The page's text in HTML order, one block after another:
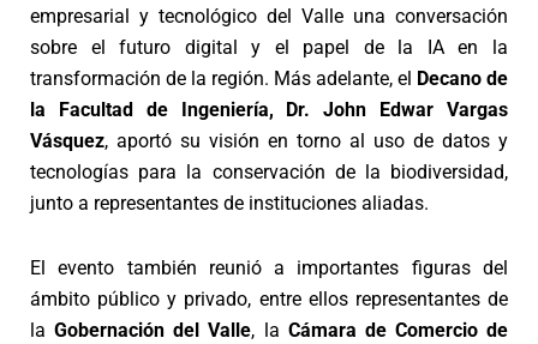
empresarial y tecnológico del Valle una conversación
sobre el futuro digital y el papel de la IA en la
transformación de la región. Más adelante, el Decano de
la Facultad de Ingeniería, Dr. John Edwar Vargas
Vásquez, aportó su visión en torno al uso de datos y
tecnologías para la conservación de la biodiversidad,
junto a representantes de instituciones aliadas.
El evento también reunió a importantes figuras del
ámbito público y privado, entre ellos representantes de
laGobernación del Valle, la Cámara de Comercio de